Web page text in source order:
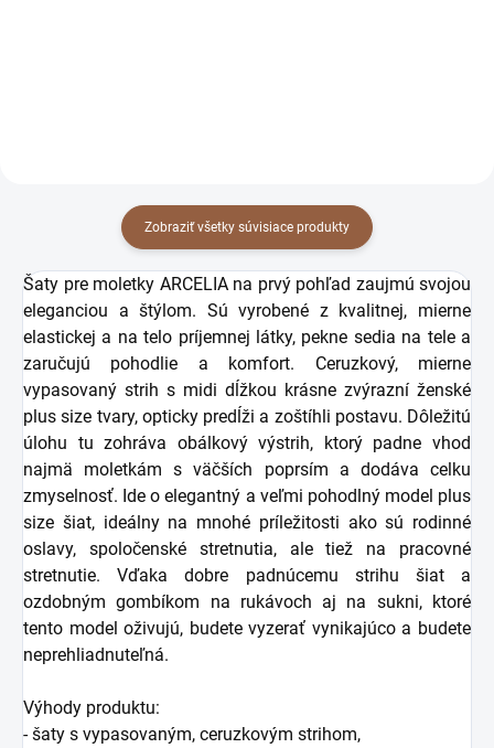
Zobraziť všetky súvisiace produkty
Šaty pre moletky ARCELIA na prvý pohľad zaujmú svojou
eleganciou a štýlom. Sú vyrobené z kvalitnej, mierne
elastickej a na telo príjemnej látky, pekne sedia na tele a
zaručujú pohodlie a komfort. Ceruzkový, mierne
vypasovaný strih s midi dĺžkou krásne zvýrazní ženské
plus size tvary, opticky predĺži a zoštíhli postavu. Dôležitú
úlohu tu zohráva obálkový výstrih, ktorý padne vhod
najmä moletkám s väčších poprsím a dodáva celku
zmyselnosť. Ide o elegantný a veľmi pohodlný model plus
size šiat, ideálny na mnohé príležitosti ako sú rodinné
oslavy, spoločenské stretnutia, ale tiež na pracovné
stretnutie. Vďaka dobre padnúcemu strihu šiat a
ozdobným gombíkom na rukávoch aj na sukni, ktoré
tento model oživujú, budete vyzerať vynikajúco a budete
neprehliadnuteľná.
Výhody produktu:
- šaty s vypasovaným, ceruzkovým strihom,